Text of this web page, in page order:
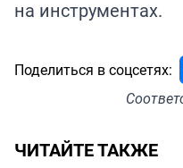
на инструментах.
Поделиться в соцсетях:
ЧИТАЙТЕ ТАКЖЕ